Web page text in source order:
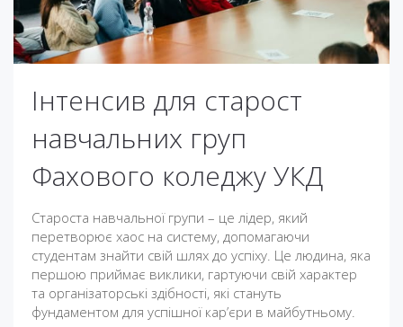
Інтенсив для старост
навчальних груп
Фахового коледжу УКД
Староста навчальної групи – це лідер, який
перетворює хаос на систему, допомагаючи
студентам знайти свій шлях до успіху. Це людина, яка
першою приймає виклики, гартуючи свій характер
та організаторські здібності, які стануть
фундаментом для успішної кар’єри в майбутньому.